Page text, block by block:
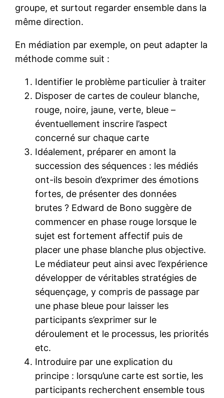
groupe, et surtout regarder ensemble dans la
même direction.
En médiation par exemple, on peut adapter la
méthode comme suit :
Identifier le problème particulier à traiter
Disposer de cartes de couleur blanche,
rouge, noire, jaune, verte, bleue –
éventuellement inscrire l’aspect
concerné sur chaque carte
Idéalement, préparer en amont la
succession des séquences : les médiés
ont-ils besoin d’exprimer des émotions
fortes, de présenter des données
brutes ? Edward de Bono suggère de
commencer en phase rouge lorsque le
sujet est fortement affectif puis de
placer une phase blanche plus objective.
Le médiateur peut ainsi avec l’expérience
développer de véritables stratégies de
séquençage, y compris de passage par
une phase bleue pour laisser les
participants s’exprimer sur le
déroulement et le processus, les priorités
etc.
Introduire par une explication du
principe : lorsqu’une carte est sortie, les
participants recherchent ensemble tous